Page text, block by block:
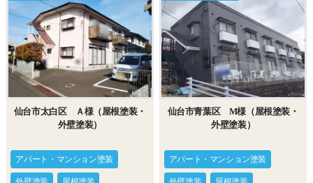
仙台市太白区 Ａ様（屋根塗装・
外壁塗装）
アパート・マンション塗装
仙台市青葉区 M様（屋根塗装・
外壁塗装）
アパート・マンション塗装